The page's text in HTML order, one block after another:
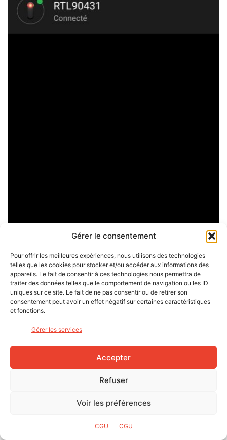
Gérer le consentement
Pour offrir les meilleures expériences, nous utilisons des technologies
telles que les cookies pour stocker et/ou accéder aux informations des
appareils. Le fait de consentir à ces technologies nous permettra de
traiter des données telles que le comportement de navigation ou les ID
uniques sur ce site. Le fait de ne pas consentir ou de retirer son
consentement peut avoir un effet négatif sur certaines caractéristiques
et fonctions.
Gérer les services
Accepter
Refuser
Voir les préférences
CGU CGU
Ecran de gestion des appareils Varia connecté à l’application Vault